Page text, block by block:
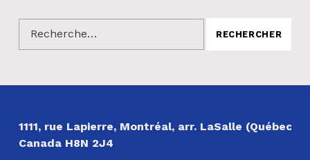
Rechercher :
1111, rue Lapierre, Montréal, arr. LaSalle (Québec)
Canada H8N 2J4